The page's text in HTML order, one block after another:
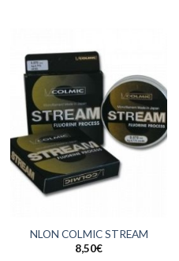
NLON COLMIC STREAM
8,50€